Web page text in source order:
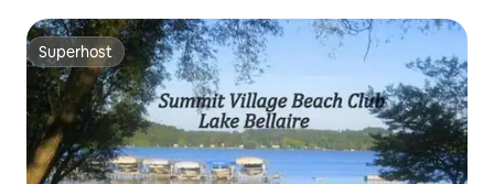
Superhost
Superhost